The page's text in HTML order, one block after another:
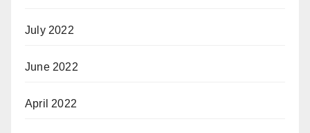
July 2022
June 2022
April 2022